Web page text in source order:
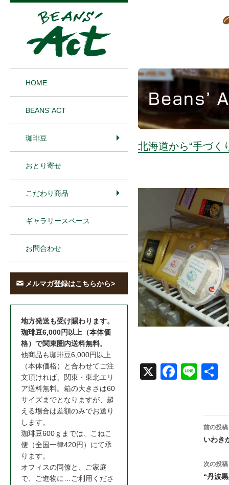
北海道から“手づく
Face
Line
投
稿
ナ
ビ
前の投稿
いわき
次の投稿
“丹波
HOME
BEANS’ ACT
珈琲豆
おとり寄せ
こだわり商品
ギャラリースペース
お問合わせ
メルマガ登録はこちらから>
地方発送も受け賜わります。
珈琲豆6,000円以上（本体価
格）で関東圏内送料無料。
他商品も珈琲豆6,000円以上
（本体価格）と合わせてご注
文頂ければ、関東・東北エリ
ア送料無料。箱の大きさは60
サイズまでとなりますが、超
える場合は差額のみでお送り
します。
珈琲豆600ｇまでは、こねこ
便（全国一律420円）にて承
ります。
オフィスの同僚と、ご家庭
で、ご進物に…ご利用くださ